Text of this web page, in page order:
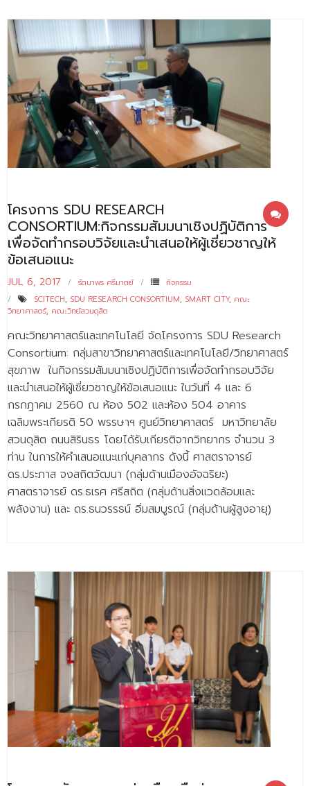
โครงการ SDU RESEARCH
CONSORTIUM:กิจกรรมสัมมนาเชิงปฏิบัติการ
เพื่อจัดทำกรอบวิจัยและนำเสนอให้ผู้เชี่ยวชาญให้
ข้อเสนอแนะ
JUL 6, 2017 รัตนาพร ศรีมาตย์
กิจกรรม
SCITECH, SDU RESEARCH CONSORTIUM, SMART CITY, คณะ
วิทยาศาสตร์, คณะวิทย์สวนดุสิต
คณะวิทยาศาสตร์และเทคโนโลยี จัดโครงการ SDU Research
Consortium: กลุ่มสาขาวิทยาศาสตร์และเทคโนโลยี/วิทยาศาสตร์
สุขภาพ ในกิจกรรมสัมมนาเชิงปฏิบัติการเพื่อจัดทำกรอบวิจัย
และนำเสนอให้ผู้เชี่ยวชาญให้ข้อเสนอแนะ ในวันที่ 4 และ 6
กรกฎาคม 2560 ณ ห้อง 502 และห้อง 504 อาคาร
เฉลิมพระเกียรติ 50 พรรษาฯ ศูนย์วิทยาศาสตร์ มหาวิทยาลัย
สวนดุสิต ถนนสิรินธร โดยได้รับเกียรติจากวิทยากร จำนวน 3
ท่าน ในการให้คำเสนอแนะแก่บุคลากร ดังนี้ ศาสตราจารย์
ดร.ประภาส จงสถิตวัฒนา (กลุ่มด้านเมืองอัจฉริยะ)
ศาสตราจารย์ ดร.ธเรศ ศรีสถิต (กลุ่มด้านสิ่งแวดล้อมและ
พลังงาน) และ ดร.ธนวรรธน์ อิ่มสมบูรณ์ (กลุ่มด้านผู้สูงอายุ)